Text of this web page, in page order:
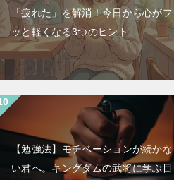
「疲れた」を解消！今日から心がフ
ッと軽くなる3つのヒント
【勉強法】モチベーションが続かな
い君へ。キングダムの武将に学ぶ目